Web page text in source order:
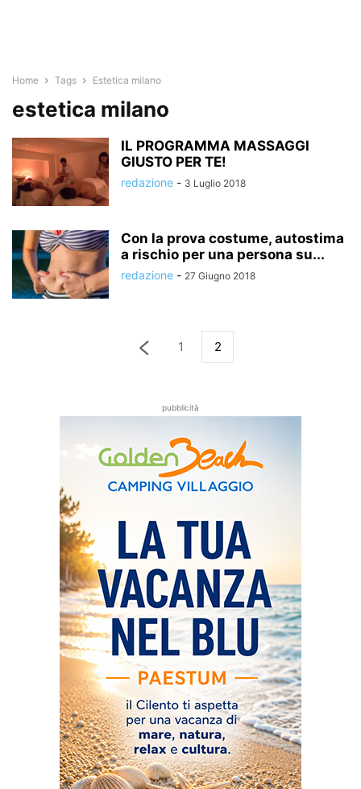
Home Tags Estetica milano
estetica milano
IL PROGRAMMA MASSAGGI
GIUSTO PER TE!
redazione - 3 Luglio 2018
Con la prova costume, autostima
a rischio per una persona su...
redazione - 27 Giugno 2018
1 2
pubblicità